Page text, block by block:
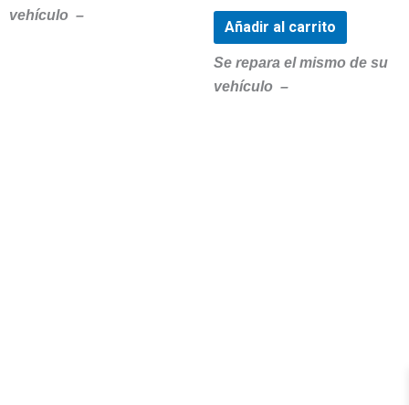
vehículo –
Añadir al carrito
Se repara el mismo de su
vehículo –